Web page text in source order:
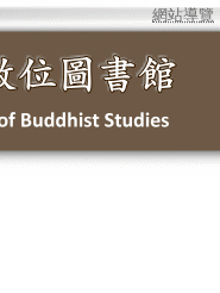
網站導覽